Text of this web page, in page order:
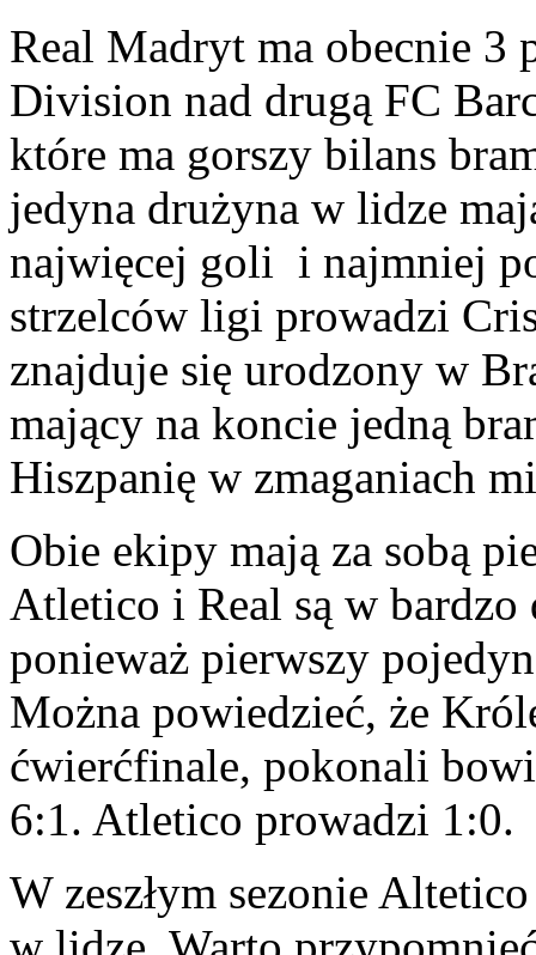
Real Madryt ma obecnie 3
Division nad drugą FC
które ma gorszy bilans
jedyna drużyna w lidze
najwięcej goli i najmniej
strzelców ligi prowadzi
znajduje się urodzony w
mający na koncie jedną
Hiszpanię w zmaganiach
Obie ekipy mają za sobą
Atletico i Real są w
ponieważ pierwszy
Można powiedzieć, że
ćwierćfinale, pokonali
6:1. Atletico prowadzi 1:0.
W zeszłym sezonie